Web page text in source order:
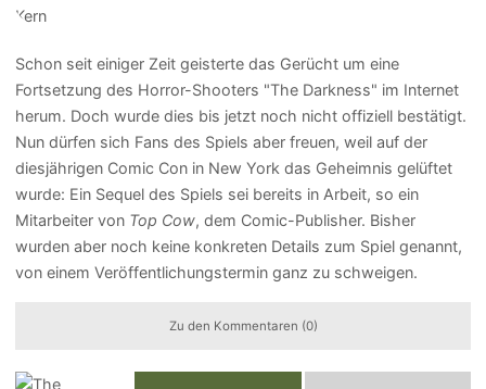
Schon seit einiger Zeit geisterte das Gerücht um eine
Fortsetzung des Horror-Shooters "The Darkness" im Internet
herum. Doch wurde dies bis jetzt noch nicht offiziell bestätigt.
Nun dürfen sich Fans des Spiels aber freuen, weil auf der
diesjährigen Comic Con in New York das Geheimnis gelüftet
wurde: Ein Sequel des Spiels sei bereits in Arbeit, so ein
Mitarbeiter von Top Cow, dem Comic-Publisher. Bisher
wurden aber noch keine konkreten Details zum Spiel genannt,
von einem Veröffentlichungstermin ganz zu schweigen.
Zu den Kommentaren (0)